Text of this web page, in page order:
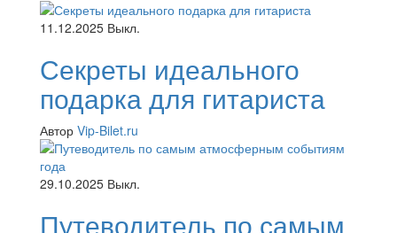
11.12.2025 Выкл.
Секреты идеального
подарка для гитариста
Автор Vip-Bilet.ru
29.10.2025 Выкл.
Путеводитель по самым